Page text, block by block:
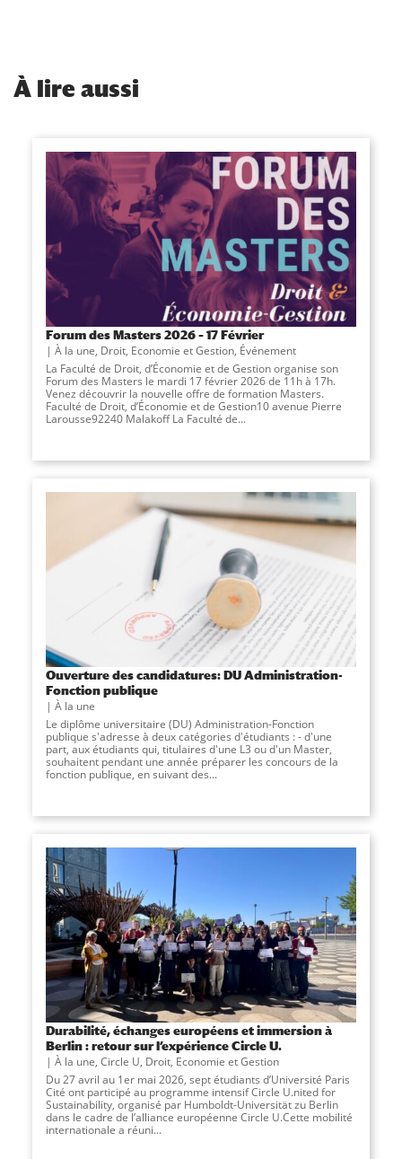
À lire aussi
Forum des Masters 2026 – 17 Février
À la une, Droit, Economie et Gestion, Événement
La Faculté de Droit, d’Économie et de Gestion organise son
Forum des Masters le mardi 17 février 2026 de 11h à 17h.
Venez découvrir la nouvelle offre de formation Masters.
Faculté de Droit, d’Économie et de Gestion10 avenue Pierre
Larousse92240 Malakoff La Faculté de...
Ouverture des candidatures: DU Administration-
Fonction publique
À la une
Le diplôme universitaire (DU) Administration-Fonction
publique s'adresse à deux catégories d'étudiants : - d'une
part, aux étudiants qui, titulaires d'une L3 ou d'un Master,
souhaitent pendant une année préparer les concours de la
fonction publique, en suivant des...
Durabilité, échanges européens et immersion à
Berlin : retour sur l’expérience Circle U.
À la une, Circle U, Droit, Economie et Gestion
Du 27 avril au 1er mai 2026, sept étudiants d’Université Paris
Cité ont participé au programme intensif Circle U.nited for
Sustainability, organisé par Humboldt-Universität zu Berlin
dans le cadre de l’alliance européenne Circle U.Cette mobilité
internationale a réuni...